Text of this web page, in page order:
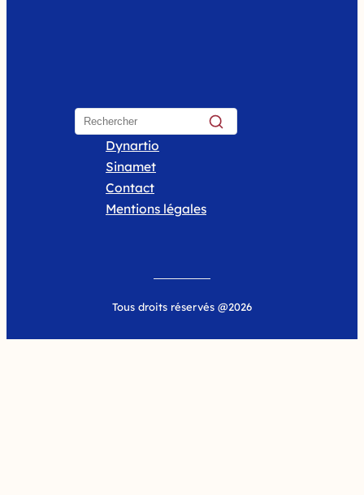
Dynartio
Sinamet
Contact
Mentions légales
Tous droits réservés @2026